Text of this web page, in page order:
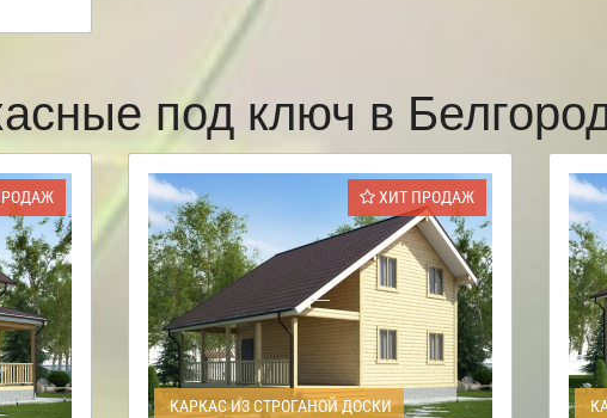
под ключ в
ХИТ ПРОДАЖ
КАРКАС ИЗ СТРОГАНОЙ ДОСКИ